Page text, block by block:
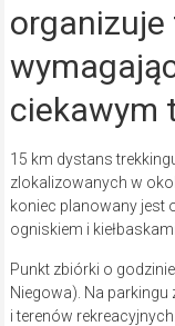
organizuje
ciekawym
15 km dystans
zlokalizowanych w
koniec planowany jest
ogniskiem i kiełbaskami.
Punkt zbiórki o
Niegowa). Na
i terenów rekreacyjnych.